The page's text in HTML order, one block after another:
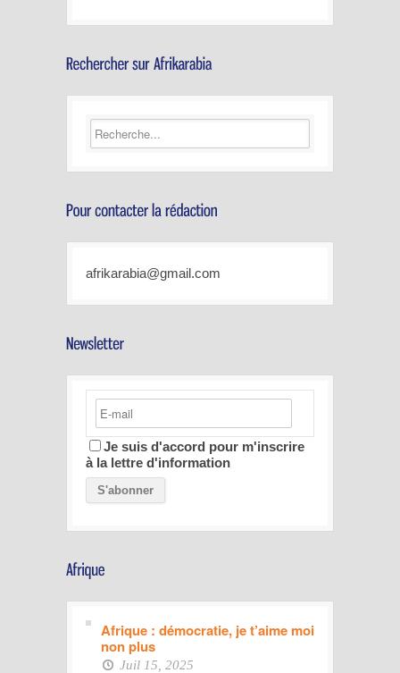
afrikarabia@gmail.com
Je suis d'accord pour m'inscrire
à la lettre d'information
Afrique : démocratie, je t’aime moi
non plus
Juil 15, 2025